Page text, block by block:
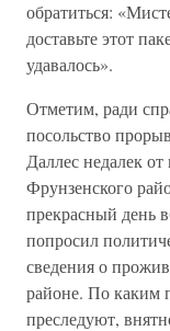
обратиться:
доставьте этот
удавалось».
Отметим, ради
посольство
Даллес недалек
Фрунзенского
прекрасный день
попросил
сведения о
районе. По каким
преследуют,